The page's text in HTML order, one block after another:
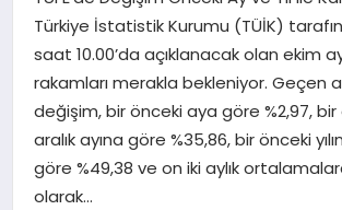
SPOR
TEKNOLOJI
Türkiye İstatistik Kurumu (TÜİK)
saat 10.00’da açıklanacak olan ekim
rakamları merakla bekleniyor. Geçen
değişim, bir önceki aya göre %2,97, bir
aralık ayına göre %35,86, bir önceki
göre %49,38 ve on iki aylık
olarak…